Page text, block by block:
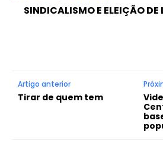
SINDICALISMO E ELEIÇÃO DE
Artigo anterior
Tirar de quem tem